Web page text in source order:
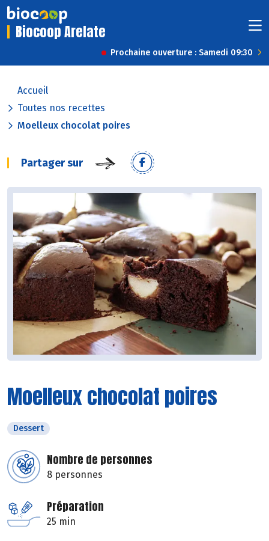
Biocoop Arelate
Prochaine ouverture : Samedi 09:30
Accueil
Toutes nos recettes
Moelleux chocolat poires
Partager sur
Moelleux chocolat poires
Dessert
Nombre de personnes
8 personnes
Préparation
25 min